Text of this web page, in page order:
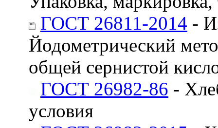
ГОСТ 26811-2014 -
Йодометрический
общей сернистой
ГОСТ 26982-86 -
условия